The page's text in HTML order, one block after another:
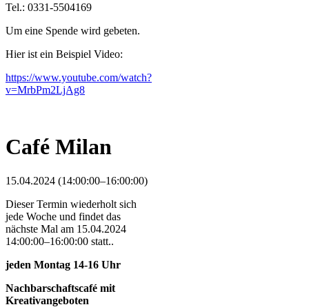
Tel.: 0331-5504169
Um eine Spende wird gebeten.
Hier ist ein Beispiel Video:
https://www.youtube.com/watch?
v=MrbPm2LjAg8
Café Milan
15.04.2024 (14:00:00–16:00:00)
Dieser Termin wiederholt sich
jede Woche und findet das
nächste Mal am 15.04.2024
14:00:00–16:00:00 statt..
jeden Montag 14-16 Uhr
Nachbarschaftscafé mit
Kreativangeboten